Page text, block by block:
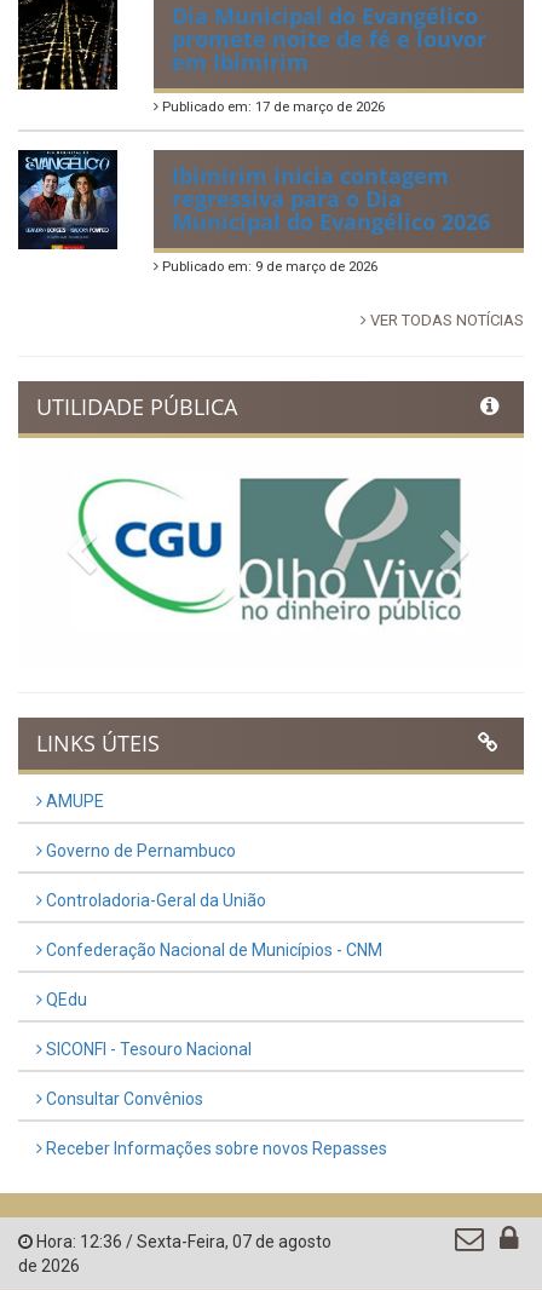
Dia Municipal do Evangélico
promete noite de fé e louvor
em Ibimirim
Publicado em: 17 de março de 2026
Ibimirim inicia contagem
regressiva para o Dia
Municipal do Evangélico 2026
Publicado em: 9 de março de 2026
VER TODAS NOTÍCIAS
UTILIDADE PÚBLICA
Previous
LINKS ÚTEIS
AMUPE
Governo de Pernambuco
Controladoria-Geral da União
Confederação Nacional de Municípios - CNM
QEdu
SICONFI - Tesouro Nacional
Consultar Convênios
Receber Informações sobre novos Repasses
Hora: 12:36 /Sexta-Feira, 07 de agosto
de 2026